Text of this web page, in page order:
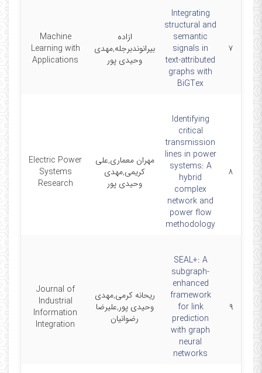
۷
Integrating
structural and
semantic
signals in
text-attributed
graphs with
BiGTex
ازاده
بیرانوندبرجله,مهدی
وحیدی پور
Machine
Learning with
Applications
۸
Identifying
critical
transmission
lines in power
systems: A
hybrid
complex
network and
power flow
methodology
مهران معماری,علی
کریمی,مهدی
وحیدی پور
Electric Power
Systems
Research
۹
SEAL+: A
subgraph-
enhanced
framework
for link
prediction
with graph
neural
networks
ریحانه کرمی,مهدی
وحیدی پور,علیرضا
رضوانیان
Journal of
Industrial
Information
Integration